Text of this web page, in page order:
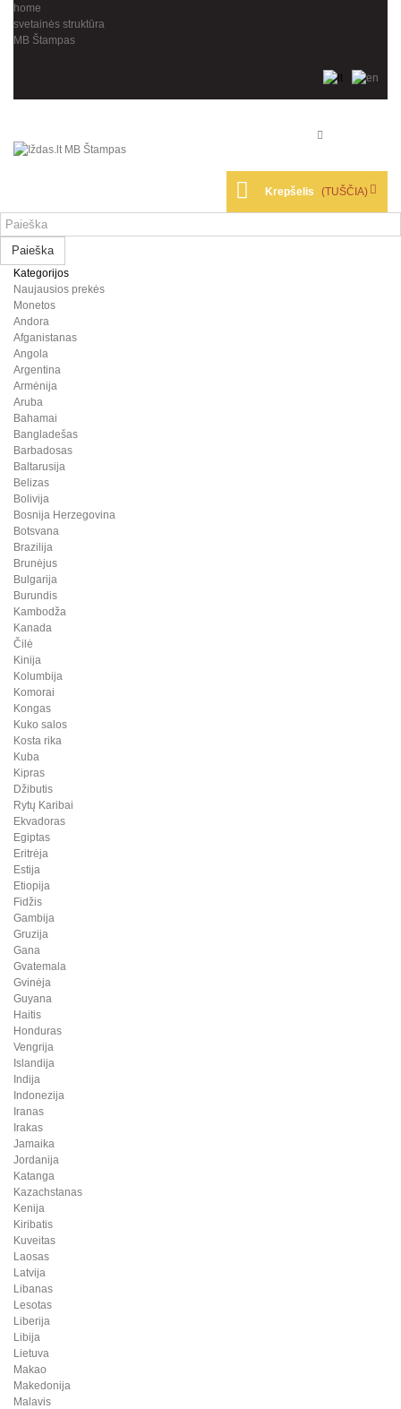
home
svetainės struktūra
MB Štampas
Krepšelis (TUŠČIA)
Paieška
Kategorijos
Naujausios prekės
Monetos
Andora
Afganistanas
Angola
Argentina
Armėnija
Aruba
Bahamai
Bangladešas
Barbadosas
Baltarusija
Belizas
Bolivija
Bosnija Herzegovina
Botsvana
Brazilija
Brunėjus
Bulgarija
Burundis
Kambodža
Kanada
Čilė
Kinija
Kolumbija
Komorai
Kongas
Kuko salos
Kosta rika
Kuba
Kipras
Džibutis
Rytų Karibai
Ekvadoras
Egiptas
Eritrėja
Estija
Etiopija
Fidžis
Gambija
Gruzija
Gana
Gvatemala
Gvinėja
Guyana
Haitis
Honduras
Vengrija
Islandija
Indija
Indonezija
Iranas
Irakas
Jamaika
Jordanija
Katanga
Kazachstanas
Kenija
Kiribatis
Kuveitas
Laosas
Latvija
Libanas
Lesotas
Liberija
Libija
Lietuva
Makao
Makedonija
Malavis